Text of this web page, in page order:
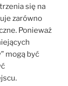
się na
zarówno
Ponieważ
mogą być